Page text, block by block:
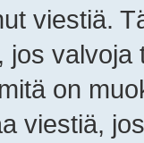
viestiä.
jos
on
viestiä,